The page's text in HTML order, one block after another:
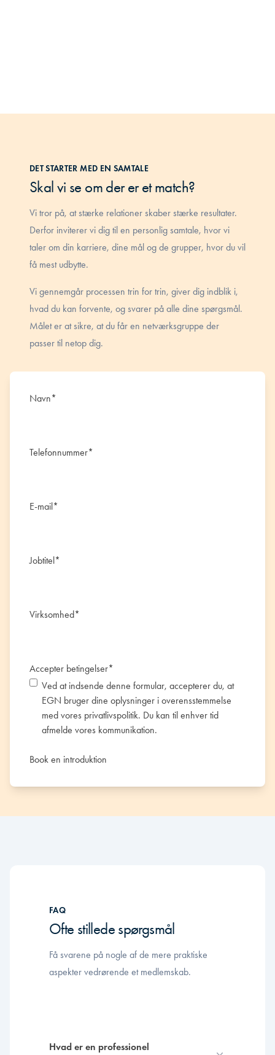
DET STARTER MED EN SAMTALE
Skal vi se om der er et match?
Vi tror på, at stærke relationer skaber stærke resultater.
Derfor inviterer vi dig til en personlig samtale, hvor vi
taler om din karriere, dine mål og de grupper, hvor du vil
få mest udbytte.
Vi gennemgår processen trin for trin, giver dig indblik i,
hvad du kan forvente, og svarer på alle dine spørgsmål.
Målet er at sikre, at du får en netværksgruppe der
passer til netop dig.
Navn*
Telefonnummer*
E-mail *
Jobtitel *
Virksomhed*
Accepter betingelser*
Ved at indsende denne formular, accepterer du, at
EGN bruger dine oplysninger i overensstemmelse
med vores privatlivspolitik. Du kan til enhver tid
afmelde vores kommunikation.
FAQ
Ofte stillede spørgsmål
Få svarene på nogle af de mere praktiske
aspekter vedrørende et medlemskab.
Hvad er en professionel